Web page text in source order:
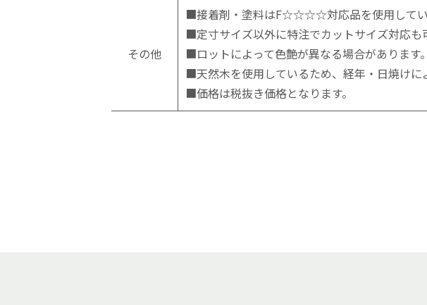
その他
■接着剤・塗料はF☆☆☆☆対応品を使用してい
■定寸サイズ以外に特注でカットサイズ対応も
■ロットによって色艶が異なる場合があります。
■天然木を使用しているため、経年・日焼けに
■価格は税抜き価格となります。